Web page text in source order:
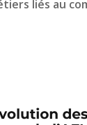
liés au